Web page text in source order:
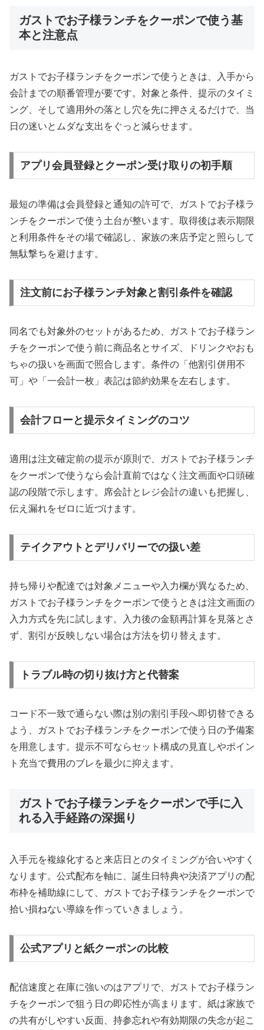
ガストでお子様ランチをクーポンで使う基
本と注意点
ガストでお子様ランチをクーポンで使うときは、入手から
会計までの順番管理が要です。対象と条件、提示のタイミ
ング、そして適用外の落とし穴を先に押さえるだけで、当
日の迷いとムダな支出をぐっと減らせます。
アプリ会員登録とクーポン受け取りの初手順
最短の準備は会員登録と通知の許可で、ガストでお子様ラ
ンチをクーポンで使う土台が整います。取得後は表示期限
と利用条件をその場で確認し、家族の来店予定と照らして
無駄撃ちを避けます。
注文前にお子様ランチ対象と割引条件を確認
同名でも対象外のセットがあるため、ガストでお子様ラン
チをクーポンで使う前に商品名とサイズ、ドリンクやおも
ちゃの扱いを画面で照合します。条件の「他割引併用不
可」や「一会計一枚」表記は節約効果を左右します。
会計フローと提示タイミングのコツ
適用は注文確定前の提示が原則で、ガストでお子様ランチ
をクーポンで使うなら会計直前ではなく注文画面や口頭確
認の段階で示します。席会計とレジ会計の違いも把握し、
伝え漏れをゼロに近づけます。
テイクアウトとデリバリーでの扱い差
持ち帰りや配達では対象メニューや入力欄が異なるため、
ガストでお子様ランチをクーポンで使うときは注文画面の
入力方式を先に試します。入力後の金額再計算を見落とさ
ず、割引が反映しない場合は方法を切り替えます。
トラブル時の切り抜け方と代替案
コード不一致で通らない際は別の割引手段へ即切替できる
よう、ガストでお子様ランチをクーポンで使う日の予備案
を用意します。提示不可ならセット構成の見直しやポイン
ト充当で費用のブレを最少に抑えます。
ガストでお子様ランチをクーポンで手に入
れる入手経路の深掘り
入手元を複線化すると来店日とのタイミングが合いやすく
なります。公式配布を軸に、誕生日特典や決済アプリの配
布枠を補助線にして、ガストでお子様ランチをクーポンで
拾い損ねない導線を作っていきましょう。
公式アプリと紙クーポンの比較
配信速度と在庫に強いのはアプリで、ガストでお子様ラン
チをクーポンで狙う日の即応性が高まります。紙は家族で
の共有がしやすい反面、持参忘れや有効期限の失念が起こ